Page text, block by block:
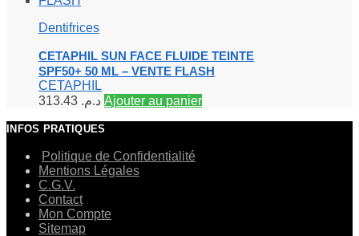
Dentifrices
CETAPHIL SUN FACE FLUIDE TEINTE
SPF50+ 50 ML – VENTE FLASH
CETAPHIL
د.م. Ajouter au panier
INFOS PRATIQUES
Politique de Confidentialité
Mentions Légales
C.G.V.
Contact
Mon Compte
Sitemap